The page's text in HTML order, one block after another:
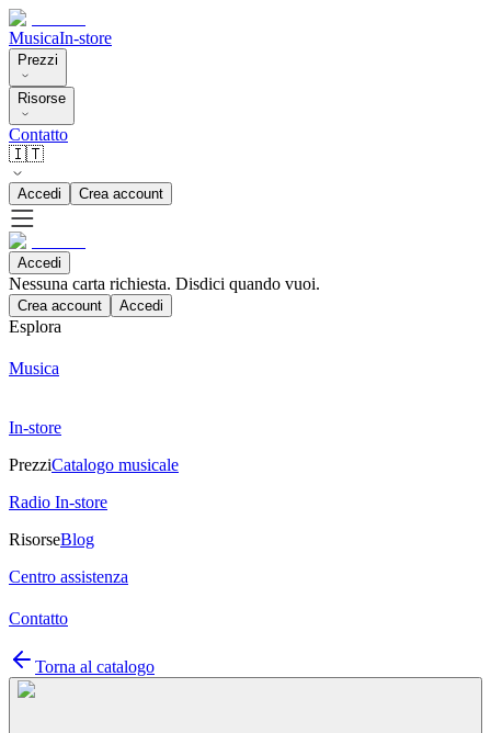
MusicaIn-store
Prezzi
Risorse
Contatto
🇮🇹
Accedi Crea account
Accedi
Nessuna carta richiesta. Disdici quando vuoi.
Crea account Accedi
Esplora
Musica
In-store
PrezziCatalogo musicale
Radio In-store
RisorseBlog
Centro assistenza
Contatto
Torna al catalogo